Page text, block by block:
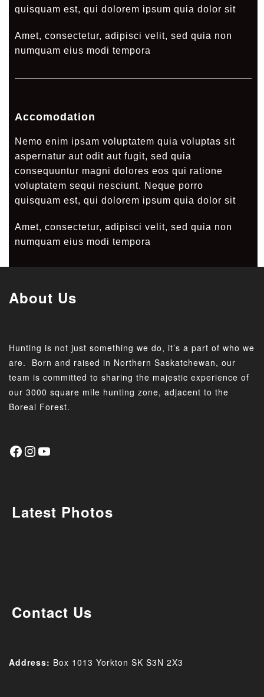
quisquam est, qui dolorem ipsum quia dolor sit
Amet, consectetur, adipisci velit, sed quia non
numquam eius modi tempora
Accomodation
Nemo enim ipsam voluptatem quia voluptas sit
aspernatur aut odit aut fugit, sed quia
consequuntur magni dolores eos qui ratione
voluptatem sequi nesciunt. Neque porro
quisquam est, qui dolorem ipsum quia dolor sit
Amet, consectetur, adipisci velit, sed quia non
numquam eius modi tempora
About Us
Hunting is not just something we do, it’s a part of who we
are. Born and raised in Northern Saskatchewan, our
team is committed to sharing the majestic experience of
our 3000 square mile hunting zone, adjacent to the
Boreal Forest.
Latest Photos
Contact Us
Address: Box 1013 Yorkton SK S3N 2X3